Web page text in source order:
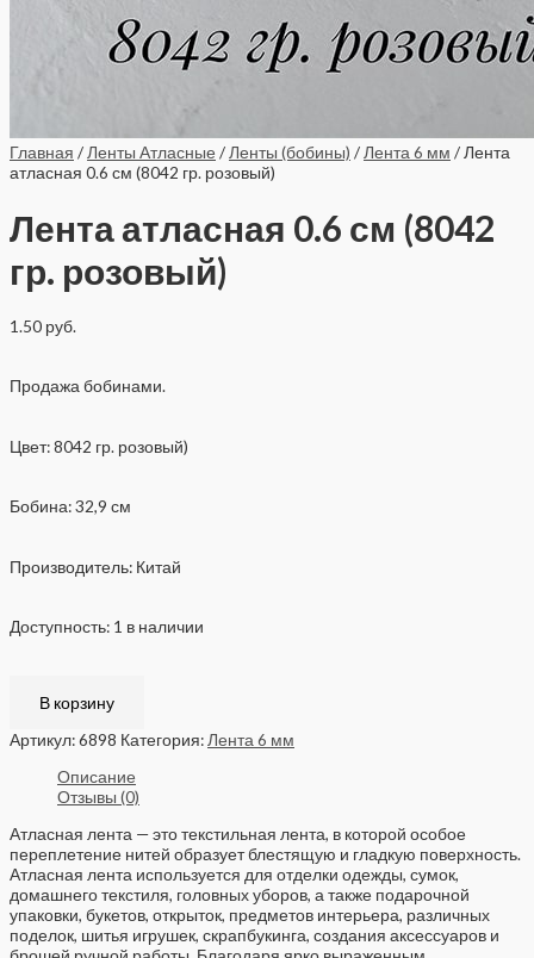
Главная / Ленты Атласные / Ленты (бобины) / Лента 6 мм / Лента
атласная 0.6 см (8042 гр. розовый)
Лента атласная 0.6 см (8042
гр. розовый)
1.50 руб.
Продажа бобинами.
Цвет: 8042 гр. розовый)
Бобина: 32,9 см
Производитель: Китай
Доступность: 1 в наличии
В корзину
Артикул:6898 Категория: Лента 6 мм
Описание
Отзывы (0)
Атласная лента — это текстильная лента, в которой особое
переплетение нитей образует блестящую и гладкую поверхность.
Атласная лента используется для отделки одежды, сумок,
домашнего текстиля, головных уборов, а также подарочной
упаковки, букетов, открыток, предметов интерьера, различных
поделок, шитья игрушек, скрапбукинга, создания аксессуаров и